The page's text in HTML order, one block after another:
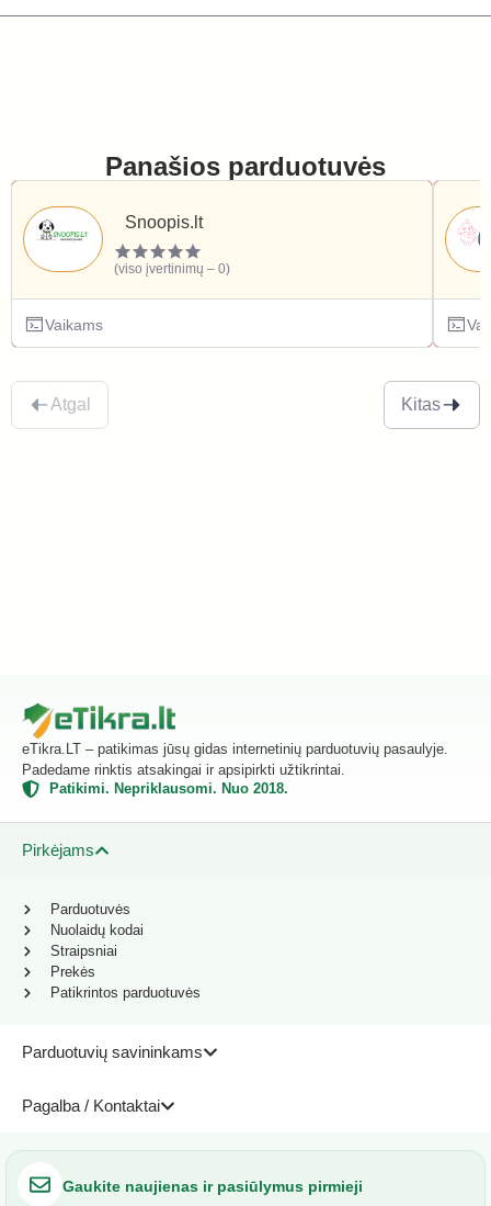
Panašios parduotuvės
Snoopis.lt
(viso įvertinimų – 0)
Vaikams
Atgal Kitas
eTikra.LT – patikimas jūsų gidas internetinių parduotuvių pasaulyje.
Padedame rinktis atsakingai ir apsipirkti užtikrintai.
Patikimi. Nepriklausomi. Nuo 2018.
Pirkėjams
Parduotuvių savininkams
Pagalba / Kontaktai
Parduotuvės
Nuolaidų kodai
Straipsniai
Prekės
Patikrintos parduotuvės
Gaukite naujienas ir pasiūlymus pirmieji